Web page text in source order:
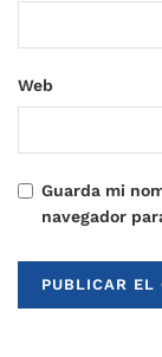
Web
Guarda mi
navegador